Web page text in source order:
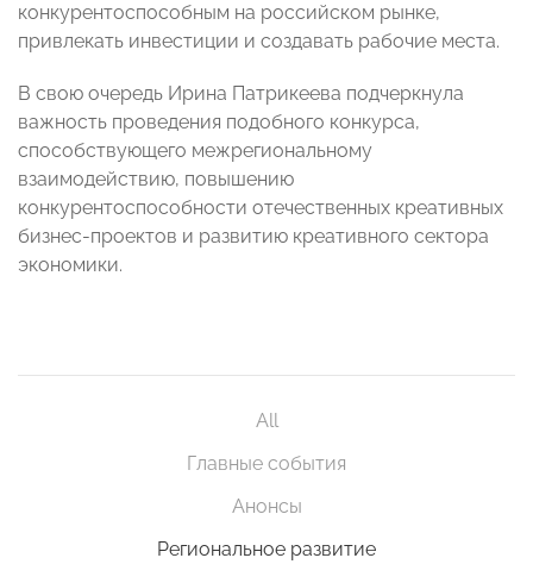
конкурентоспособным на российском рынке,
привлекать инвестиции и создавать рабочие места.
В свою очередь Ирина Патрикеева подчеркнула
важность проведения подобного конкурса,
способствующего межрегиональному
взаимодействию, повышению
конкурентоспособности отечественных креативных
бизнес-проектов и развитию креативного сектора
экономики.
All
Главные события
Анонсы
Региональное развитие